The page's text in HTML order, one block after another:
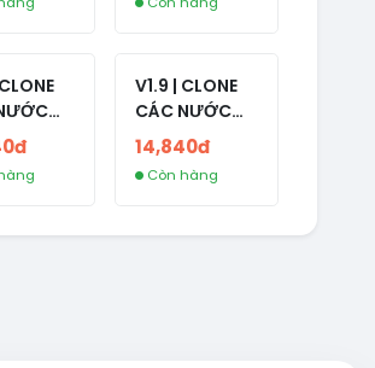
1 HOTMAIL
-
-
- VER
V1.9 | CLONE
CÁC NƯỚC
CÓ 2FA -
THAILAND -
VER MAIL
COM - CLONE
14,840đ
Còn hàng